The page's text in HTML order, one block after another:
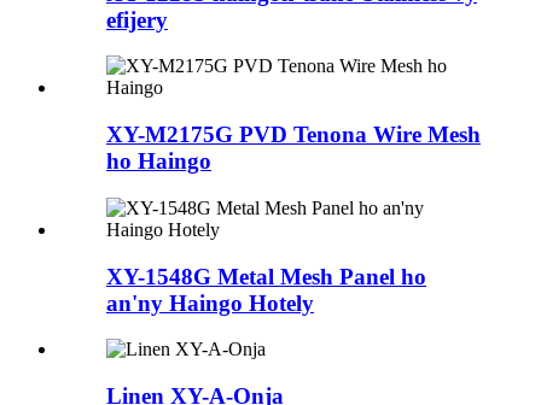
efijery
XY-M2175G PVD Tenona Wire Mesh
ho Haingo
XY-1548G Metal Mesh Panel ho
an'ny Haingo Hotely
Linen XY-A-Onja